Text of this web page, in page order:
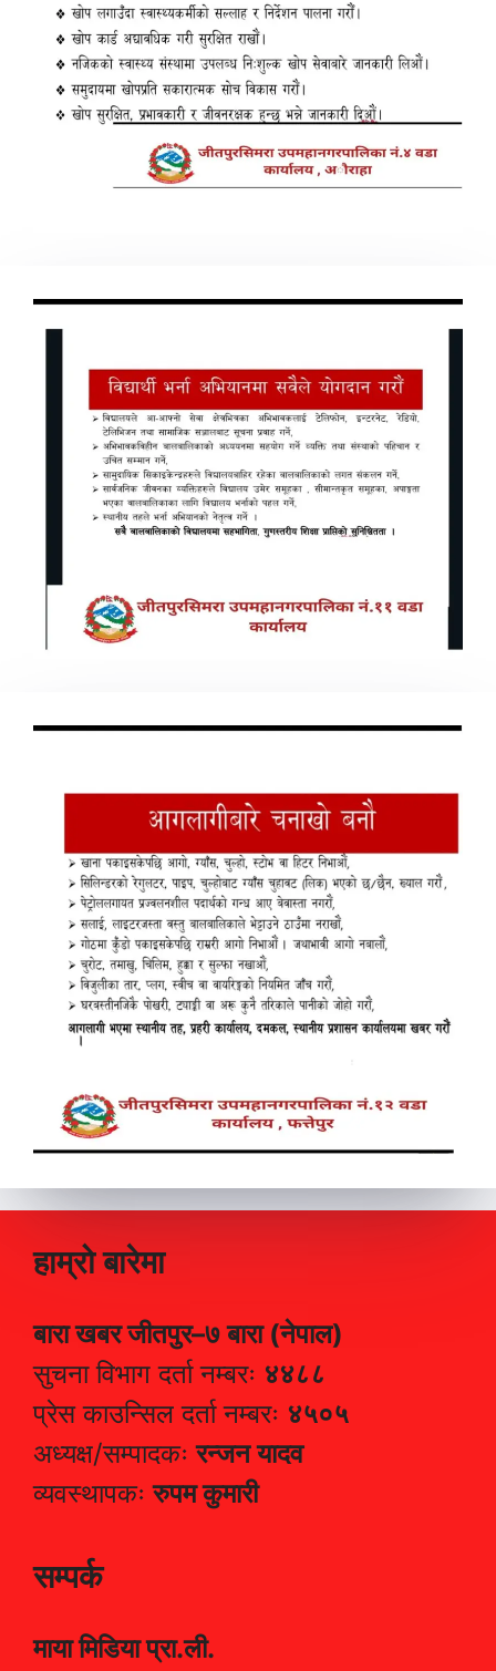
हाम्रो बारेमा
बारा खबर जीतपुर–७ बारा (नेपाल)
सुचना विभाग दर्ता नम्बरः ४४८८
प्रेस काउन्सिल दर्ता नम्बरः ४५०५
अध्यक्ष/सम्पादकःरन्जन यादव
व्यवस्थापकःरुपम कुमारी
सम्पर्क
माया मिडिया प्रा.ली.